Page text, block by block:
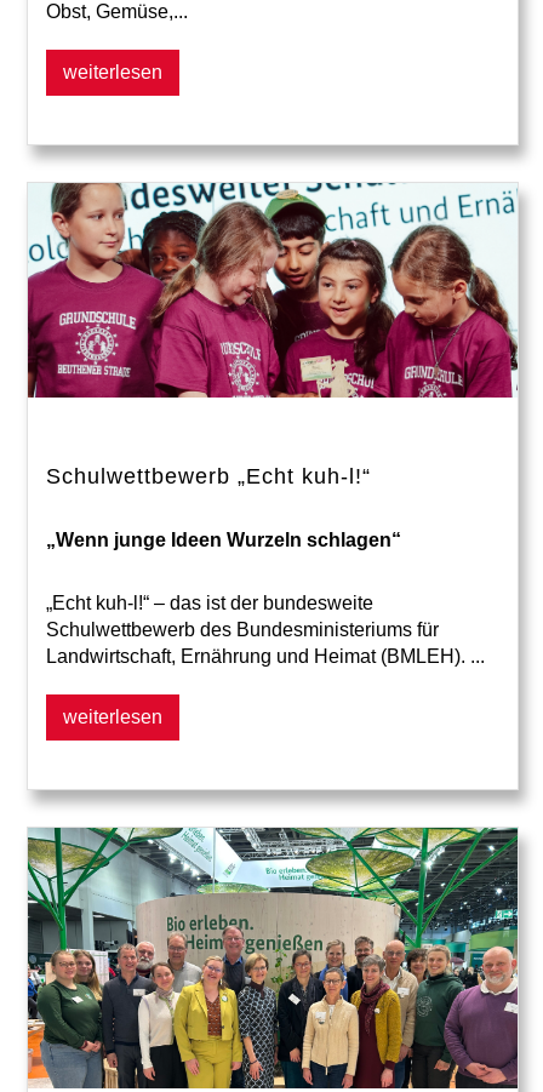
Obst, Gemüse,...
weiterlesen
Schulwettbewerb „Echt kuh-l!“
„Wenn junge Ideen Wurzeln schlagen“
„Echt kuh-l!“ – das ist der bundesweite
Schulwettbewerb des Bundesministeriums für
Landwirtschaft, Ernährung und Heimat (BMLEH). ...
weiterlesen